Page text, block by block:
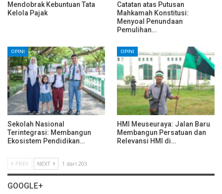
Mendobrak Kebuntuan Tata
Kelola Pajak
Catatan atas Putusan
Mahkamah Konstitusi:
Menyoal Penundaan
Pemulihan…
OPINI
Sekolah Nasional
Terintegrasi: Membangun
Ekosistem Pendidikan…
OPINI
HMI Meuseuraya: Jalan Baru
Membangun Persatuan dan
Relevansi HMI di…
PREV NEXT 1 dari 203
GOOGLE+